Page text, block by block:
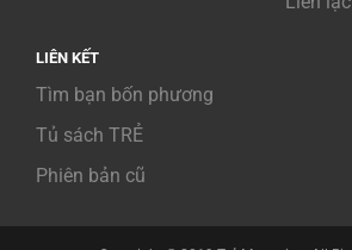
LIÊN KẾT
Tìm bạn bốn phương
Tủ sách TRẺ
Phiên bản cũ